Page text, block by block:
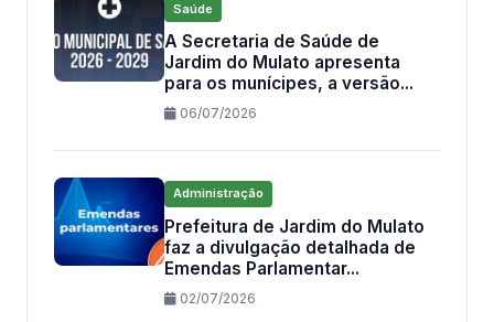
Saúde
A Secretaria de Saúde de
Jardim do Mulato apresenta
para os munícipes, a versão...
06/07/2026
Administração
Prefeitura de Jardim do Mulato
faz a divulgação detalhada de
Emendas Parlamentar...
02/07/2026